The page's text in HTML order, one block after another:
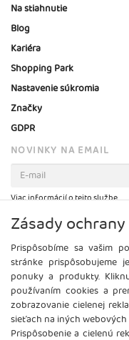
Na stiahnutie
Blog
Kariéra
Shopping Park
Nastavenie súkromia
Značky
GDPR
NOVINKY NA EMAIL
Viac informácií o tejto službe
Zásady
Prispôsobíme sa vašim
stránke prispôsobujeme
ponuky a produkty.
používaním cookies a
zobrazovanie cielenej
sieťach na iných
Prispôsobenie a cielenú